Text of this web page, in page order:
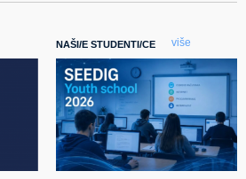
NAŠI/E STUDENTI/CE više